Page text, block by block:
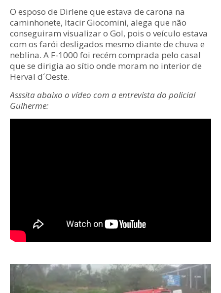
O esposo de Dirlene que estava de carona na
caminhonete, Itacir Giocomini, alega que não
conseguiram visualizar o Gol, pois o veículo estava
com os farói desligados mesmo diante de chuva e
neblina. A F-1000 foi recém comprada pelo casal
que se dirigia ao sítio onde moram no interior de
Herval d´Oeste.
Asssita abaixo o vídeo com a entrevista do policial
Gulherme: